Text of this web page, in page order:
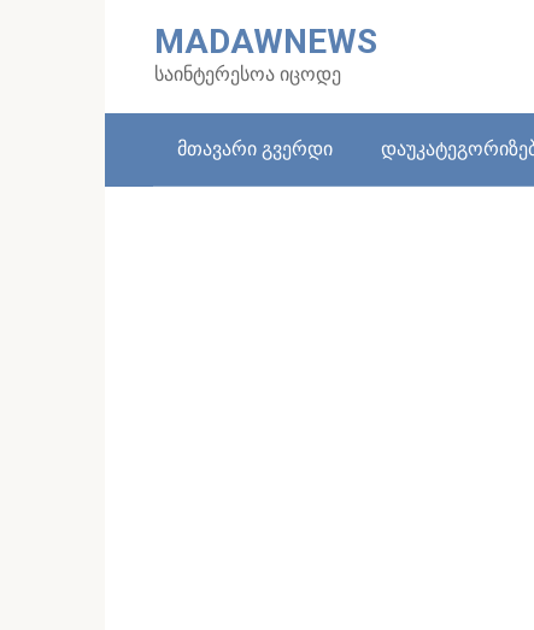
MADAWNEWS
საინტერესოა იცოდე
მთავარი გვერდი